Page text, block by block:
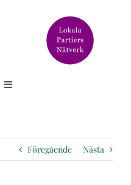
Älska Svedala står för
Föregående Nästa